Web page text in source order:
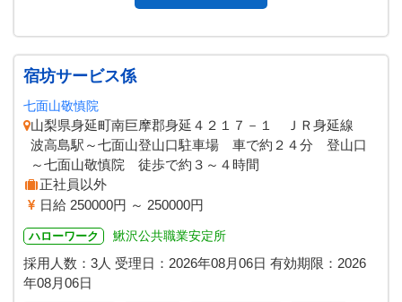
宿坊サービス係
七面山敬慎院
山梨県身延町南巨摩郡身延４２１７－１ ＪＲ身延線
波高島駅～七面山登山口駐車場 車で約２４分 登山口
～七面山敬慎院 徒歩で約３～４時間
正社員以外
日給 250000円 ～ 250000円
ハローワーク 鰍沢公共職業安定所
採用人数：3人 受理日： 2026年08月06日 有効期限： 2026
年08月06日